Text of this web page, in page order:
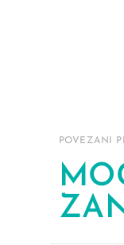
POVEZANI